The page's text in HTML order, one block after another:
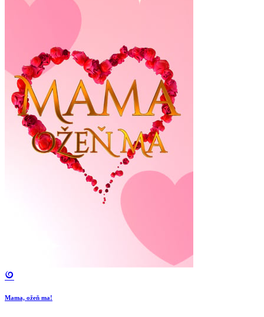
Mama, ožeň ma!